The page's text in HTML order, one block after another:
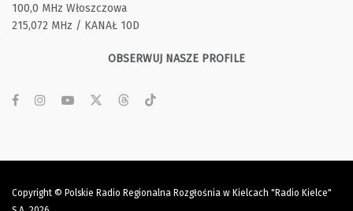
100,0 MHz Włoszczowa
215,072 MHz / KANAŁ 10D
OBSERWUJ NASZE PROFILE
Copyright © Polskie Radio Regionalna Rozgłośnia w Kielcach "Radio Kielce"